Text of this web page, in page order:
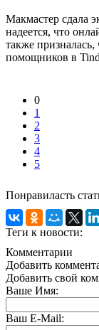
Макмастер сдала
надеется, что
также
помощников в
0
1
2
3
4
5
Понравиласть
Теги к новости:
Комментарии
Добавить
Добавить свой
Ваше Имя:
Ваш E-Mail: